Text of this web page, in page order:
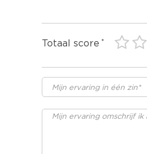
Totaal score